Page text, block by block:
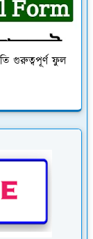
গুরুত্বপূর্ণ ফুল